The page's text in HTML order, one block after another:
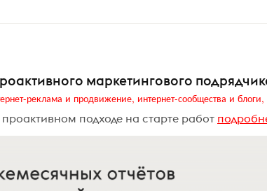
маркетингового
подходе на старте работ